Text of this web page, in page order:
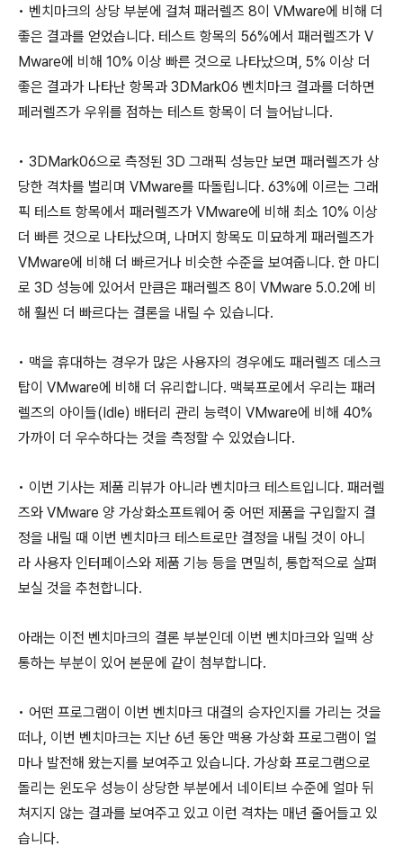
• 벤치마크의 상당 부분에 걸쳐 패러렐즈 8이 VMware에 비해 더
좋은 결과를 얻었습니다. 테스트 항목의 56%에서 패러렐즈가 V
Mware에 비해 10% 이상 빠른 것으로 나타났으며, 5% 이상 더
좋은 결과가 나타난 항목과 3DMark06 벤치마크 결과를 더하면
페러렐즈가 우위를 점하는 테스트 항목이 더 늘어납니다.
• 3DMark06으로 측정된 3D 그래픽 성능만 보면 패러렐즈가 상
당한 격차를 벌리며 VMware를 따돌립니다. 63%에 이르는 그래
픽 테스트 항목에서 패러렐즈가 VMware에 비해 최소 10% 이상
더 빠른 것으로 나타났으며, 나머지 항목도 미묘하게 패러렐즈가
VMware에 비해 더 빠르거나 비슷한 수준을 보여줍니다. 한 마디
로 3D 성능에 있어서 만큼은 패러렐즈 8이 VMware 5.0.2에 비
해 훨씬 더 빠르다는 결론을 내릴 수 있습니다.
• 맥을 휴대하는 경우가 많은 사용자의 경우에도 패러렐즈 데스크
탑이 VMware에 비해 더 유리합니다. 맥북프로에서 우리는 패러
렐즈의 아이들(Idle) 배터리 관리 능력이 VMware에 비해 40%
가까이 더 우수하다는 것을 측정할 수 있었습니다.
• 이번 기사는 제품 리뷰가 아니라 벤치마크 테스트입니다. 패러렐
즈와 VMware 양 가상화소프트웨어 중 어떤 제품을 구입할지 결
정을 내릴 때 이번 벤치마크 테스트로만 결정을 내릴 것이 아니
라 사용자 인터페이스와 제품 기능 등을 면밀히, 통합적으로 살펴
보실 것을 추천합니다.
아래는 이전 벤치마크의 결론 부분인데 이번 벤치마크와 일맥 상
통하는 부분이 있어 본문에 같이 첨부합니다.
• 어떤 프로그램이 이번 벤치마크 대결의 승자인지를 가리는 것을
떠나, 이번 벤치마크는 지난 6년 동안 맥용 가상화 프로그램이 얼
마나 발전해 왔는지를 보여주고 있습니다. 가상화 프로그램으로
돌리는 윈도우 성능이 상당한 부분에서 네이티브 수준에 얼마 뒤
쳐지지 않는 결과를 보여주고 있고 이런 격차는 매년 줄어들고 있
습니다.